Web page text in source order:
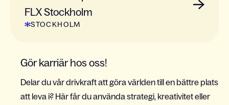
FLX Stockholm
STOCKHOLM
Gör karriär hos oss!
Delar du vår drivkraft att göra världen till en bättre plats
att leva i? Här får du använda strategi, kreativitet eller